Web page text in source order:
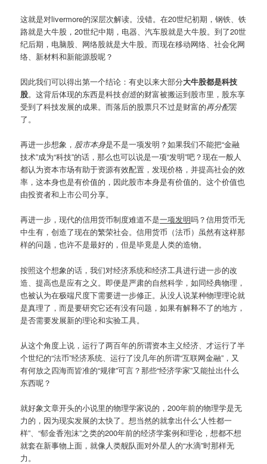
这就是对livermore的深层次解读。没错。在20世纪初期，钢铁、铁
路就是大牛股，20世纪中期，电器、汽车股就是大牛股。到了20世
纪后期，电脑股、网络股就是大牛股。而现在移动网络、社会化网
络、新材料和新能源股呢？
因此我们可以得出第一个结论：有史以来大部分大牛股都是科技
股。这背后体现的东西是科技创造的财富被搬运到股市里，股东享
受到了科技发展的成果。而落后的股票只不过是财富的再分配罢
了。
再进一步想象， 股市本身是不是一项发明？如果我们不能把“金融
技术”成为“科技”的话，那么也可以说是一项“发明”吧？现在一般人
都认为资本市场有助于资源有效配置，发现价格，并提高社会的效
率，这本身也是有价值的，因此股市本身是有价值的。这个价值也
由投资者和上市公司分享。
再进一步，现代的信用货币制度难道不是一项发明吗？信用货币无
中生有，创造了现在的繁荣社会。信用货币（法币）虽然有这样那
样的问题，也许不是最好的，但是毕竟是人类的造物。
按照这个想象的话，我们对经济系统和经济工具进行进一步的改
造、提高也是应有之义。即便是严肃的自然科学，如同经典物理，
也被认为在极端尺度下需要进一步修正。从没人说某种物理理论就
是真理了，而是要研究它还有没有问题，如果有解释不了的地方，
是否需要发展新的理论和实验工具。
从这个角度上说，运行了两百年的所谓资本主义经济、才运行了半
个世纪的“法币”经济系统、运行了没几年的所谓“互联网金融”，又
有何放之四海而皆准的“规律”可言？那些“经济学家”又能扯出什么
东西呢？
就好象文章开头的小说里的物理学家说的，200年前的物理学是无
力的，因为现实发展的太快了。想当然的就拿出什么“人性都一
样”、“郁金香泡沫”之类的200年前的经济学案例和理论，想都不想
就套在新事物上面，就像人类舰队面对外星人的“水滴”时那样无
力。